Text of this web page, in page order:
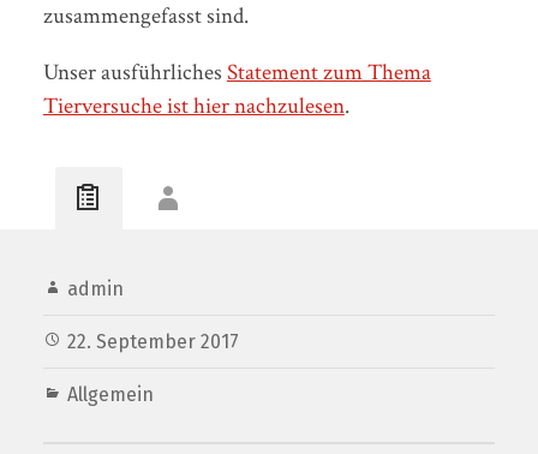
zusammengefasst sind.
Unser ausführlichesStatement zum Thema
Tierversuche ist hier nachzulesen.
admin
22. September 2017
Allgemein